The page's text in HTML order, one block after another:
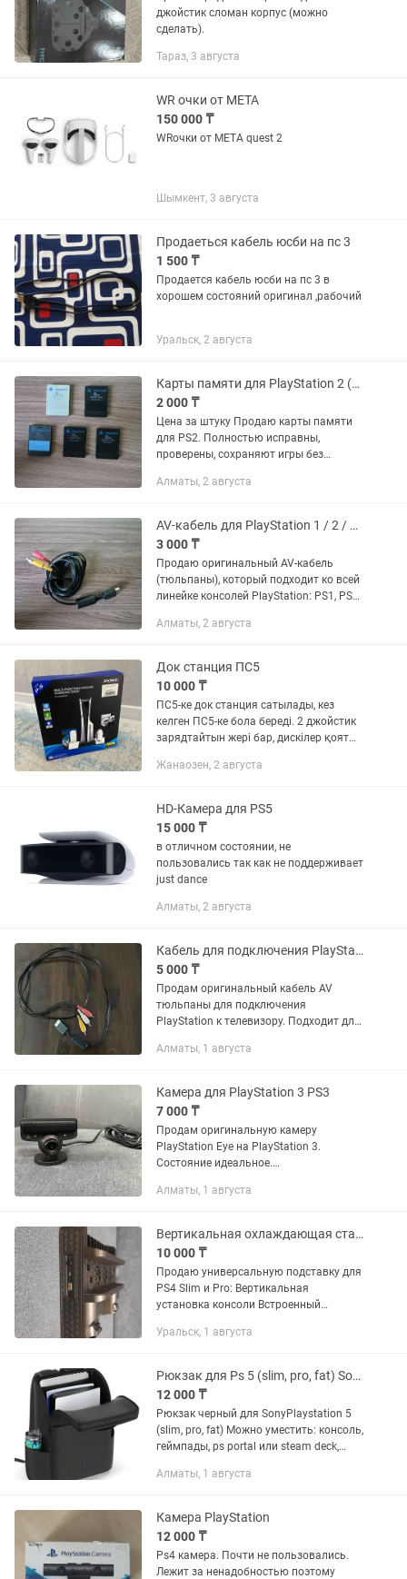
джойстик сломан корпус (можно
сделать).
Тараз, 3 августа
WR очки от META
150 000 ₸
WRочки от META quest 2
Шымкент, 3 августа
Продаеться кабель юсби на пс 3
1 500 ₸
Продается кабель юсби на пс 3 в
хорошем состояний оригинал ,рабочий
Уральск, 2 августа
Карты памяти для PlayStation 2 (PS2, 8MB)
2 000 ₸
Цена за штуку Продаю карты памяти
для PS2. Полностью исправны,
проверены, сохраняют игры без
карты памяти (черные). 1 карта
Алматы, 2 августа
AV-кабель для PlayStation 1 / 2 / 3 (оригинал)
3 000 ₸
Продаю оригинальный AV-кабель
(тюльпаны), который подходит ко всей
линейке консолей PlayStation: PS1, PS2
подключить приставку к старому
Алматы, 2 августа
Док станция ПС5
10 000 ₸
ПС5-ке док станция сатылады, кез
келген ПС5-ке бола береді. 2 джойстик
зарядтайтын жері бар, дискілер қоятын
қолданылмаған
Жанаозен, 2 августа
HD-Камера для PS5
15 000 ₸
в отличном состоянии, не
пользовались так как не поддерживает
just dance
Алматы, 2 августа
Кабель для подключения PlayStation 1/2/3 PS1/PS2/PS3
5 000 ₸
Продам оригинальный кабель AV
тюльпаны для подключения
PlayStation к телевизору. Подходит для
Алматы, 1 августа
Камера для PlayStation 3 PS3
7 000 ₸
Продам оригинальную камеру
PlayStation Eye на PlayStation 3.
Состояние идеальное.
Алматы, 1 августа
Вертикальная охлаждающая станция зарядка для джойстиков PS4 Slim/Pro
10 000 ₸
Продаю универсальную подставку для
PS4 Slim и Pro: Вертикальная
установка консоли Встроенный
для одновременной зарядки
дизайн с...
Уральск, 1 августа
Рюкзак для Ps 5 (slim, pro, fat) SonyPlaystation 5
12 000 ₸
Рюкзак черный для SonyPlaystation 5
(slim, pro, fat) Можно уместить: консоль,
геймпады, ps portal или steam deck,
и термос или бутылку Полностью
Алматы, 1 августа
Камера PlayStation
12 000 ₸
Ps4 камера. Почти не пользовались.
Лежит за ненадобностью поэтому